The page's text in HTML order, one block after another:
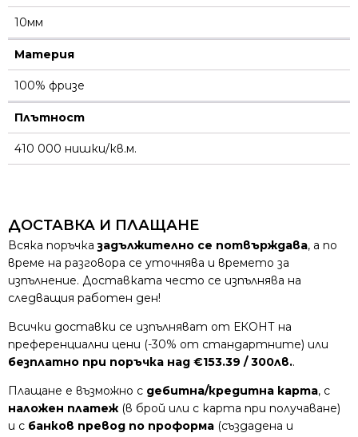
10мм
Материя
100% фризе
Плътност
410 000 нишки/кв.м.
ДОСТАВКА И ПЛАЩАНЕ
Всяка поръчказадължително се потвърждава, а по
време на разговора се уточнява и времето за
изпълнение. Доставката често се изпълнява на
следващия работен ден!
Всички доставки се изпълняват от ЕКОНТ на
преференциални цени (-30% от стандартните) или
безплатно при поръчка над €153.39 / 300лв..
Плащане е възможно с дебитна/кредитна карта, с
наложен платеж (в брой или с карта при получаване)
и с банков превод по проформа (създадена и